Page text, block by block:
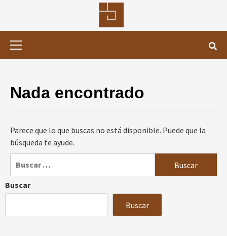
contenido
Nada encontrado
Parece que lo que buscas no está disponible. Puede que la
búsqueda te ayude.
Buscar
Buscar